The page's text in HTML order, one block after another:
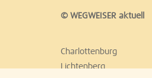
© WEGWEISER aktuell
Charlottenburg
Lichtenberg